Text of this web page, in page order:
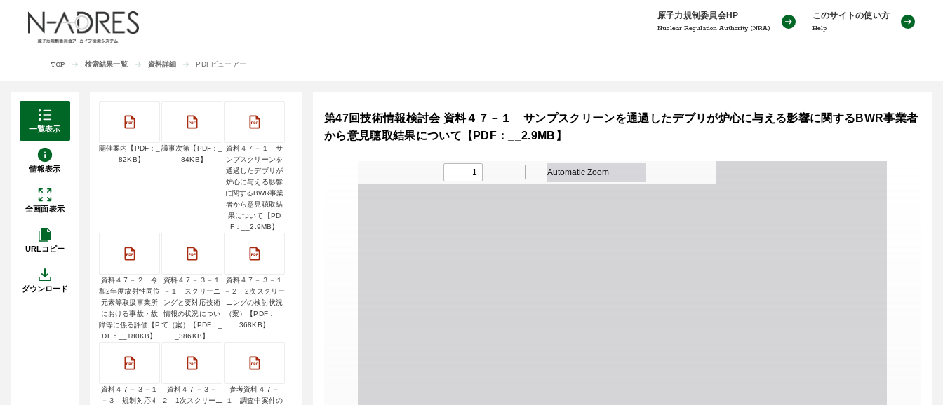
原子力規制委員会HP
Nuclear Regulation Authority (NRA)
このサイトの使い方
Help
TOP 検索結果一覧 資料詳細 PDFビューアー
一覧表示
情報表示
全画面表示
URLコピー
ダウンロード
開催案内【PDF：_
_82KB】
議事次第【PDF：_
_84KB】
資料４７－１ サ
ンプスクリーンを
通過したデブリが
炉心に与える影響
に関するBWR事業
者から意見聴取結
果について【PD
F：__2.9MB】
資料４７－２ 令
和2年度放射性同位
元素等取扱事業所
における事故・故
障等に係る評価【P
DF：__180KB】
資料４７－３－１
－１ スクリーニ
ングと要対応技術
情報の状況につい
て（案）【PDF：_
_386KB】
資料４７－３－１
－２ 2次スクリー
ニングの検討状況
（案）【PDF：__
368KB】
資料４７－３－１
－３ 規制対応す
資料４７－３－
２ 1次スクリーニ
参考資料４７－
１ 調査中案件の
第47回技術情報検討会 資料４７－１ サンプスクリーンを通過したデブリが炉心に与える影響に関するBWR事業者
から意見聴取結果について【PDF：__2.9MB】